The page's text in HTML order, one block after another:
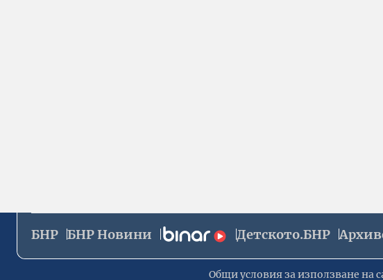
БНР БНР Новини Детското.БНР
Общи условия за използване на